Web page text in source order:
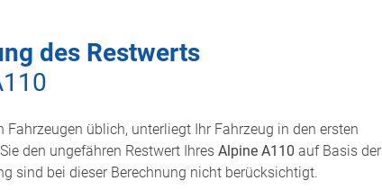
des Restwerts
Fahrzeugen üblich, unterliegt Ihr Fahrzeug in den ersten
den ungefähren Restwert Ihres Alpine A110 auf Basis der
sind bei dieser Berechnung nicht berücksichtigt.